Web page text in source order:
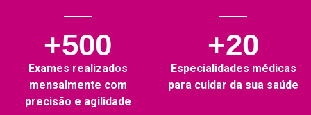
+500
Exames realizados
mensalmente com
precisão e agilidade
+20
Especialidades médicas
para cuidar da sua saúde